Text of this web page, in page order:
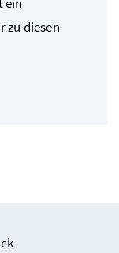
zu diesen